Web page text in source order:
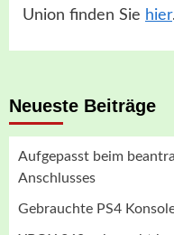
Union finden Sie hier.
Neueste Beiträge
Aufgepasst beim
Anschlusses
Gebrauchte PS4